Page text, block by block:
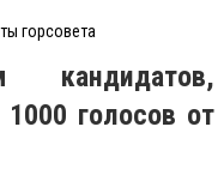
горсовета
кандидатов,
голосов от